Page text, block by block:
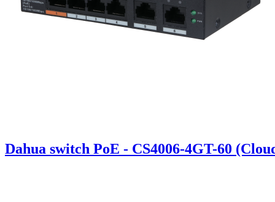
Dahua switch PoE - CS4006-4GT-60